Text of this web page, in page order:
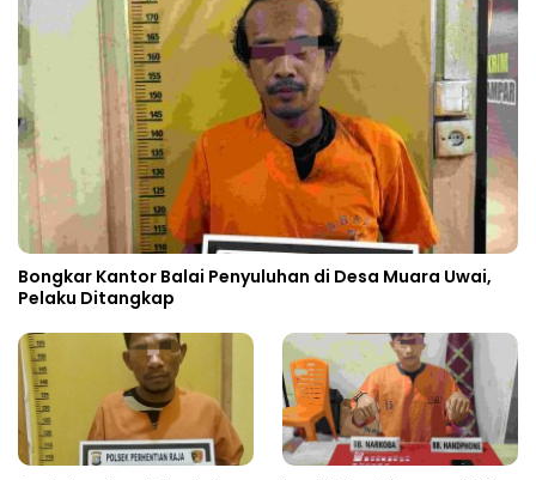
Bongkar Kantor Balai Penyuluhan di Desa Muara Uwai,
Pelaku Ditangkap